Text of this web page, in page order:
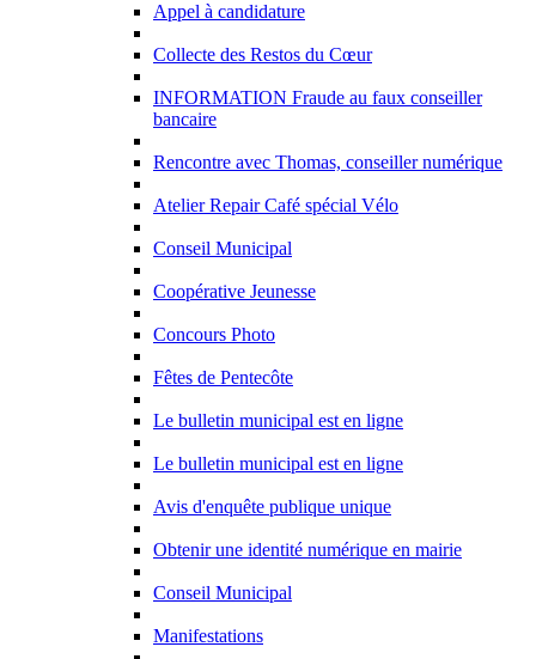
Appel à candidature
Collecte des Restos du Cœur
INFORMATION Fraude au faux conseiller
bancaire
Rencontre avec Thomas, conseiller numérique
Atelier Repair Café spécial Vélo
Conseil Municipal
Coopérative Jeunesse
Concours Photo
Fêtes de Pentecôte
Le bulletin municipal est en ligne
Le bulletin municipal est en ligne
Avis d'enquête publique unique
Obtenir une identité numérique en mairie
Conseil Municipal
Manifestations